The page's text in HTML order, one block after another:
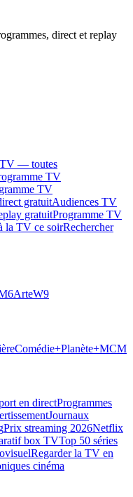
direct et replay
TV — toutes
TV
TV
gratuitAudiences TV
gratuitProgramme TV
la TV ce soirRechercher
ArteW9
Comédie+Planète+MCM
en directProgrammes
Journaux
Prix streaming 2026Netflix
box TVTop 50 séries
Regarder la TV en
cinéma